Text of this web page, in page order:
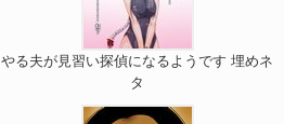
やる夫が見習い探偵になるようです 埋めネ
タ